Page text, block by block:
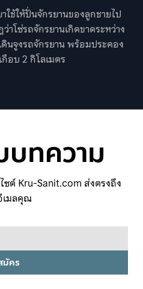
ใช้ให้ปั่นจักรยานของลูกชายไป
าโซ่รถจักรยานเกิดขาดระหว่าง
นจูงรถจักรยาน พร้อมประคอง
อบ 2 กิโลเมตร
ทความ
ซต์ Kru-Sanit.com ส่งตรงถึง
เมลคุณ
มัคร